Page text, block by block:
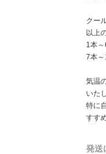
クー
以上
1本
7本
気温
いた
特に
すす
発送